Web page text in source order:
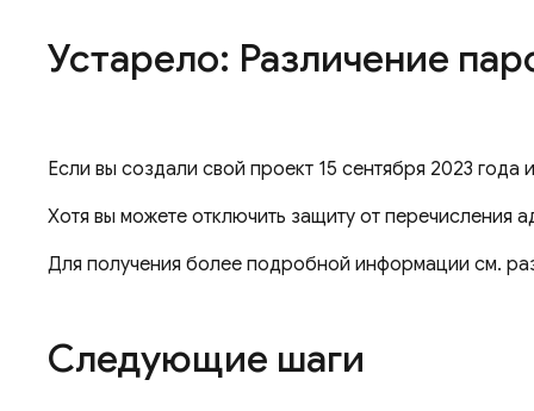
Устарело: Различение
Если вы создали свой проект 15 сентября 2023
Хотя вы можете отключить защиту от перечисления
Для получения более подробной информации см.
Следующие шаги